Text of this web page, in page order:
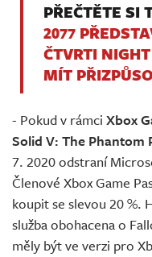
PŘEČTĚTE SI
2077
ČTVRTI
MÍT
- Pokud v rámci Xbox
Solid V: The Phantom
7. 2020 odstraní
Členové Xbox Game
koupit se slevou 20 %.
služba obohacena o
měly být ve verzi pro